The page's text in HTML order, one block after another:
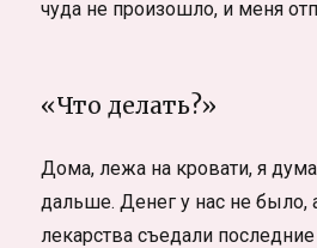
чуда не произошло, и меня
«Что делать?»
Дома, лежа на кровати, я
дальше. Денег у нас не было,
лекарства съедали